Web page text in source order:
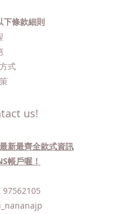
下條款細則
式
us!
新最齊全款式資訊
帳戶喔！
97562105